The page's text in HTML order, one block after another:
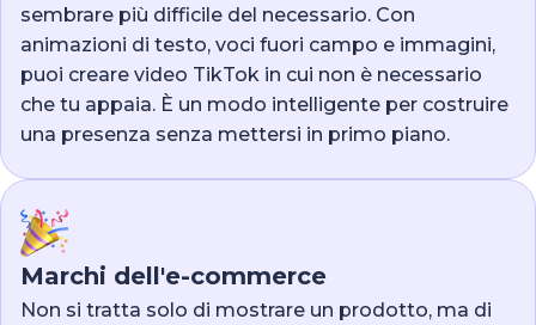
sembrare più difficile del necessario. Con
animazioni di testo, voci fuori campo e immagini,
puoi creare video TikTok in cui non è necessario
che tu appaia. È un modo intelligente per costruire
una presenza senza mettersi in primo piano.
Marchi dell'e-commerce
Non si tratta solo di mostrare un prodotto, ma di